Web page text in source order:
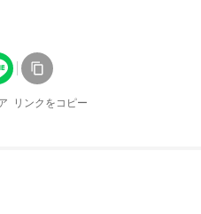
リンクをコピー